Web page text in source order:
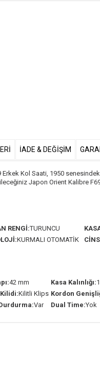
İADE & DEĞİŞİM
Kol Saati, 1950
Japon Orient Kalibre
RENGİ:TURUNCU
KURMALI OTOMATİK
42 mm Kasa Kalınlığı:
Kilitli Klips Kordon
Var Dual Time:Yok